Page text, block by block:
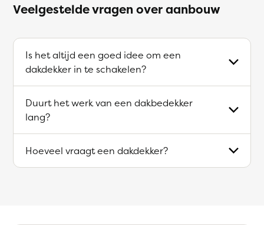
Veelgestelde vragen over aanbouw
Is het altijd een goed idee om een
dakdekker in te schakelen?
Duurt het werk van een dakbedekker
lang?
Hoeveel vraagt een dakdekker?